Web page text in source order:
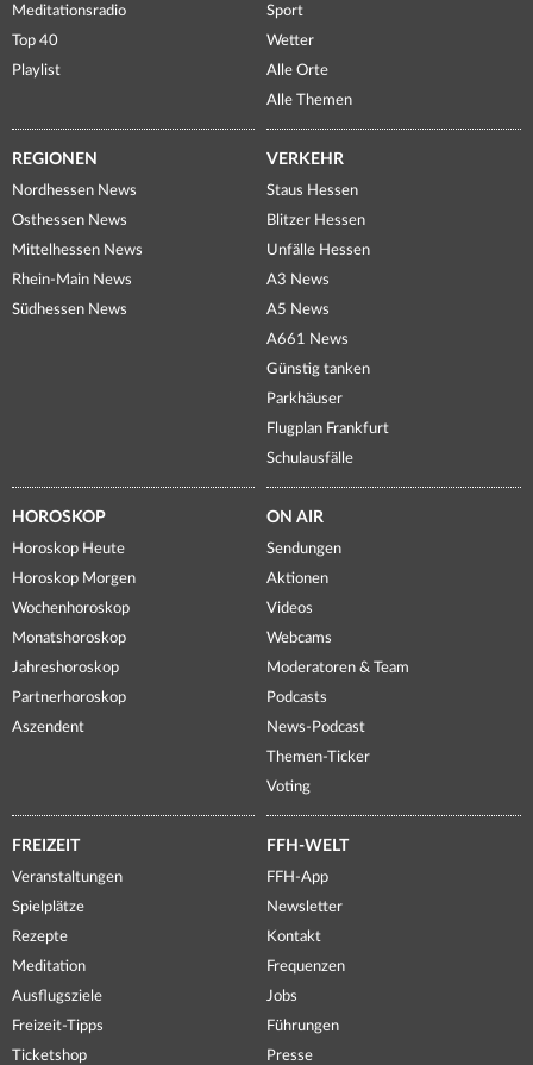
Meditationsradio
Top 40
Playlist
Sport
Wetter
Alle Orte
Alle Themen
REGIONEN
Nordhessen News
Osthessen News
Mittelhessen News
Rhein-Main News
Südhessen News
VERKEHR
Staus Hessen
Blitzer Hessen
Unfälle Hessen
A3 News
A5 News
A661 News
Günstig tanken
Parkhäuser
Flugplan Frankfurt
Schulausfälle
HOROSKOP
Horoskop Heute
Horoskop Morgen
Wochenhoroskop
Monatshoroskop
Jahreshoroskop
Partnerhoroskop
Aszendent
ON AIR
Sendungen
Aktionen
Videos
Webcams
Moderatoren & Team
Podcasts
News-Podcast
Themen-Ticker
Voting
FREIZEIT
Veranstaltungen
Spielplätze
Rezepte
Meditation
Ausflugsziele
Freizeit-Tipps
Ticketshop
FFH-WELT
FFH-App
Newsletter
Kontakt
Frequenzen
Jobs
Führungen
Presse